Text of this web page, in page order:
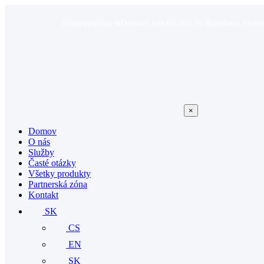
×
Domov
O nás
Služby
Časté otázky
Všetky produkty
Partnerská zóna
Kontakt
SK
CS
EN
SK